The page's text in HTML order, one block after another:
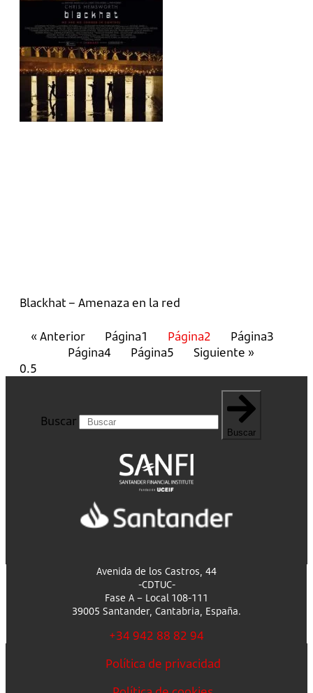
Blackhat – Amenaza en la red
« Anterior Página1 Página2 Página3
Página4 Página5 Siguiente »
Buscar
Buscar
Avenida de los Castros, 44
-CDTUC-
Fase A – Local 108-111
39005 Santander, Cantabria, España.
+34 942 88 82 94
Política de privacidad